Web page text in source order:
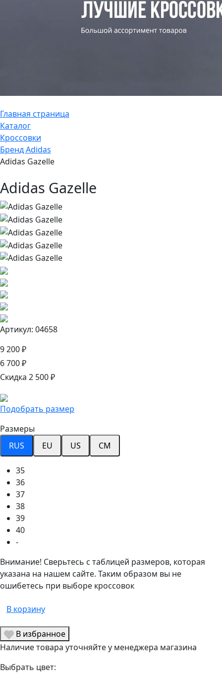
Главная страница
Каталог
Кроссовки
Бренд Adidas
Adidas Gazelle
Adidas Gazelle
Артикул: 04658
9 200 ₽
6 700 ₽
Скидка 2 500 ₽
Подобрать размер
Размеры
RUS
EU US CM
35
36
37
38
39
40
-
Внимание! Сверьтесь с таблицей размеров, которая
указана на нашем сайте. Таким образом вы не
ошибетесь при выборе кроссовок
В корзину
В избранное
Наличие товара уточняйте у менеджера магазина
Выбрать цвет: